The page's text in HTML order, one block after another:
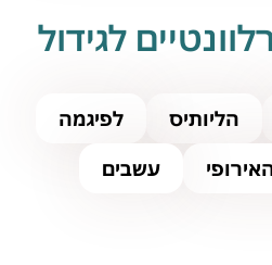
לגידול
הליותיס
לפיגמה
עשבים